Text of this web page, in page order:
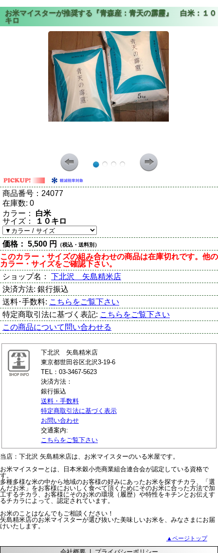
商品番号： 24077
在庫数: 0
カラー：
白米
サイズ：
１０キロ
価格： 5,500 円 （税込・送料別）
このカラー・サイズの組み合わせの商品は在庫切れです。他の
カラー・サイズをご確認下さい。
ショップ名： 下北沢 矢島精米店
決済方法: 銀行振込
送料･手数料: こちらをご覧下さい
特定商取引法に基づく表記: こちらをご覧下さい
この商品について問い合わせる
下北沢 矢島精米店
東京都世田谷区北沢3-19-6
TEL：03-3467-5623
決済方法：
銀行振込
送料・手数料
特定商取引法に基づく表示
お問い合わせ
交通案内:
こちらをご覧下さい
当店：下北沢 矢島精米店は、お米マイスターのいる米屋です。
お米マイスターとは、日本米穀小売商業組合連合会が認定している資格で
す。
多種多様な米の中から地域のお客様の好みにあったお米を探すチカラ、「選
んだお米」をお客様においしく食べて頂くためにそのお米に合った方法で加
工するチカラ、お客様にそのお米の環境（履歴）や特性をキチンとお伝えす
るチカラによって、認定されています。
お米のことはなんでもご相談ください！
矢島精米店のお米マイスターが選び抜いた美味しいお米を、みなさまにお届
けいたします。
▲ページトップ